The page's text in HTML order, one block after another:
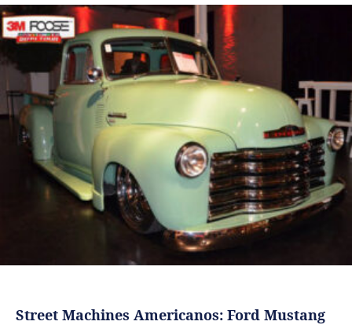
Street Machines Americanos: Ford Mustang